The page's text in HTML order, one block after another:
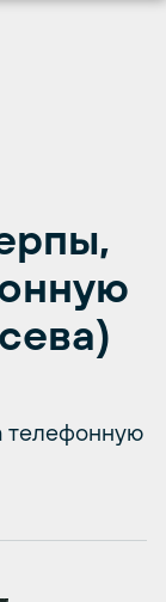
телефонную